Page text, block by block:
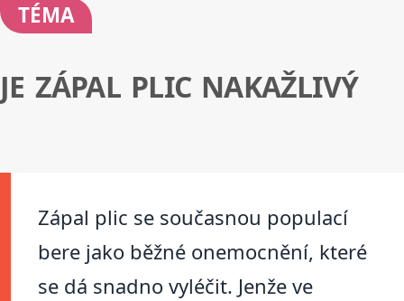
TÉMA
JE ZÁPAL PLIC NAKAŽLIVÝ
Zápal plic se současnou populací
bere jako běžné onemocnění, které
se dá snadno vyléčit. Jenže ve